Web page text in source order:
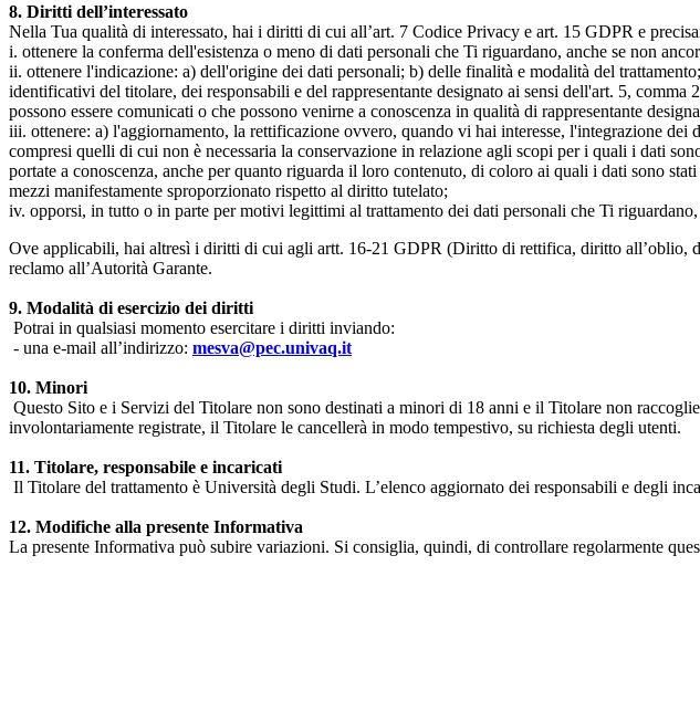
8. Diritti dell’interessato
Nella Tua qualità di interessato, hai i diritti di cui all’art. 7 Codice Privacy e art. 15 GDPR e
i. ottenere la conferma dell'esistenza o meno di dati personali che Ti riguardano, anche se non
ii. ottenere l'indicazione: a) dell'origine dei dati personali; b) delle finalità e modalità del
identificativi del titolare, dei responsabili e del rappresentante designato ai sensi dell'art. 5,
possono essere comunicati o che possono venirne a conoscenza in qualità di rappresentante
iii. ottenere: a) l'aggiornamento, la rettificazione ovvero, quando vi hai interesse, l'integrazione
compresi quelli di cui non è necessaria la conservazione in relazione agli scopi per i quali i dati
portate a conoscenza, anche per quanto riguarda il loro contenuto, di coloro ai quali i dati sono
mezzi manifestamente sproporzionato rispetto al diritto tutelato;
iv. opporsi, in tutto o in parte per motivi legittimi al trattamento dei dati personali che Ti
Ove applicabili, hai altresì i diritti di cui agli artt. 16-21 GDPR (Diritto di rettifica, diritto
reclamo all’Autorità Garante.
9. Modalità di esercizio dei diritti
Potrai in qualsiasi momento esercitare i diritti inviando:
- una e-mail all’indirizzo: mesva@pec.univaq.it
10. Minori
Questo Sito e i Servizi del Titolare non sono destinati a minori di 18 anni e il Titolare non
involontariamente registrate, il Titolare le cancellerà in modo tempestivo, su richiesta degli utenti.
11. Titolare, responsabile e incaricati
Il Titolare del trattamento è Università degli Studi. L’elenco aggiornato dei responsabili e degli
12. Modifiche alla presente Informativa
La presente Informativa può subire variazioni. Si consiglia, quindi, di controllare regolarmente